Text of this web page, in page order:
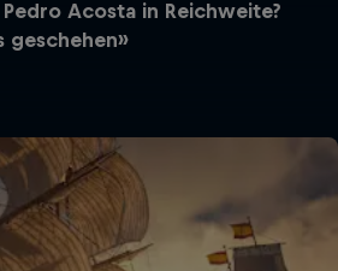
Acosta in Reichweite?
geschehen»